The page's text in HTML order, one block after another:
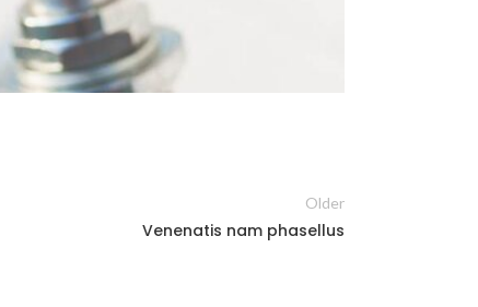
Older
Venenatis nam phasellus